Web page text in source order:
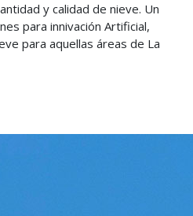
y calidad de nieve. Un
para innivación Artificial,
para aquellas áreas de La